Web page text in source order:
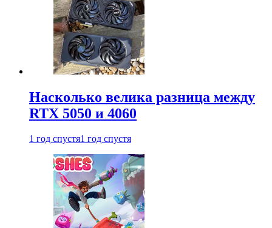
Насколько велика разница между
RTX 5050 и 4060
1 год спустя1 год спустя